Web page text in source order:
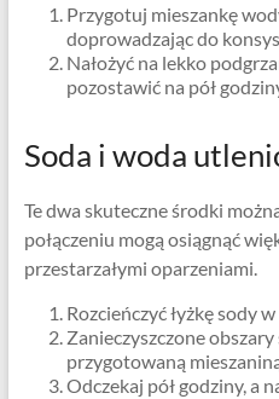
Przygotuj mieszankę
doprowadzając do
Nałożyć na lekko
pozostawić na pół
Soda i woda
Te dwa skuteczne środki
połączeniu mogą osiągnąć
przestarzałymi oparzeniami.
Rozcieńczyć łyżkę sody
Zanieczyszczone
przygotowaną
Odczekaj pół godziny, a